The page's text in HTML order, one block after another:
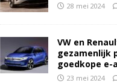
28 mei 2024
VW en
gezamenlijk
goedkope e-
23 mei 2024